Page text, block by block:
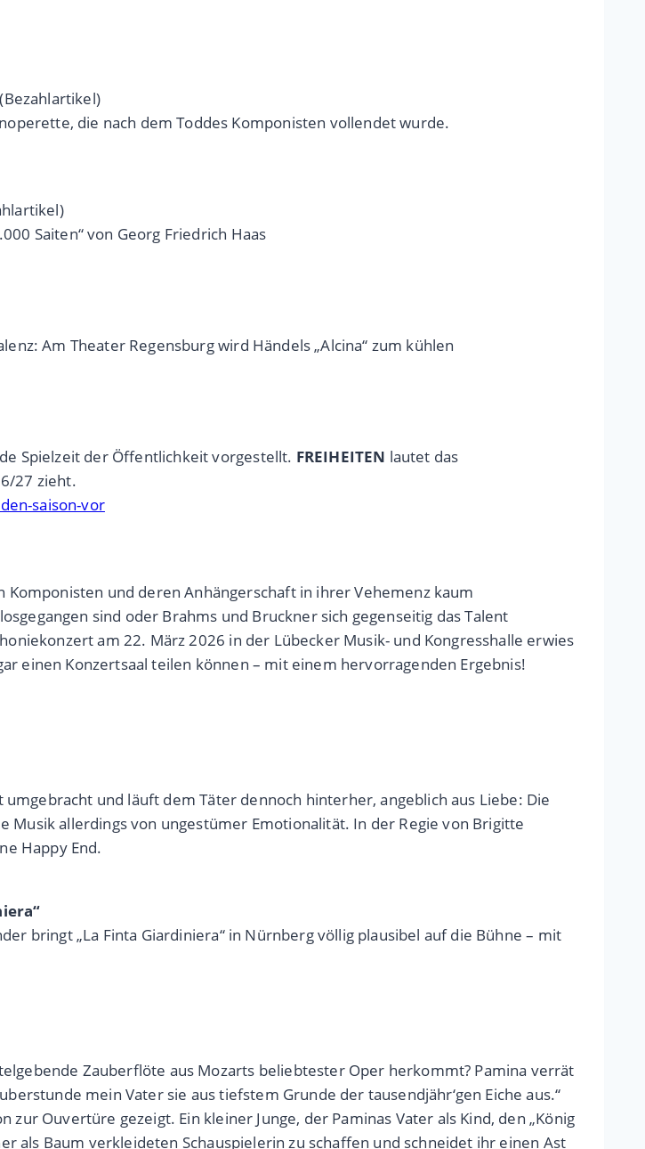
(Bezahlartikel)
die nach dem Toddes Komponisten vollendet wurde.
Saiten“ von Georg Friedrich Haas
Am Theater Regensburg wird Händels „Alcina“ zum kühlen
Spielzeit der Öffentlichkeit vorgestellt. FREIHEITEN lautet das
27 zieht.
saison-vor
und deren Anhängerschaft in ihrer Vehemenz kaum
sind oder Brahms und Bruckner sich gegenseitig das Talent
am 22. März 2026 in der Lübecker Musik- und Kongresshalle erwies
einen Konzertsaal teilen können – mit einem hervorragenden Ergebnis!
und läuft dem Täter dennoch hinterher, angeblich aus Liebe: Die
Musik allerdings von ungestümer Emotionalität. In der Regie von Brigitte
Happy End.
bringt „La Finta Giardiniera“ in Nürnberg völlig plausibel auf die Bühne – mit
Zauberflöte aus Mozarts beliebtester Oper herkommt? Pamina verrät
mein Vater sie aus tiefstem Grunde der tausendjähr‘gen Eiche aus.“
Ouvertüre gezeigt. Ein kleiner Junge, der Paminas Vater als Kind, den „König
als Baum verkleideten Schauspielerin zu schaffen und schneidet ihr einen Ast